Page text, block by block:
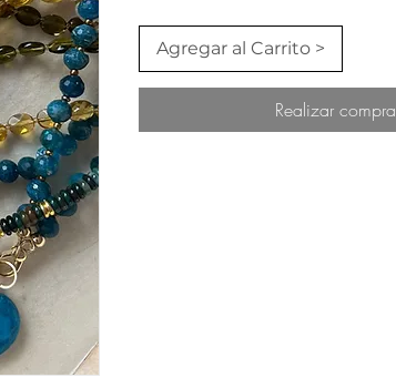
Agregar al Carrito >
Realizar compra